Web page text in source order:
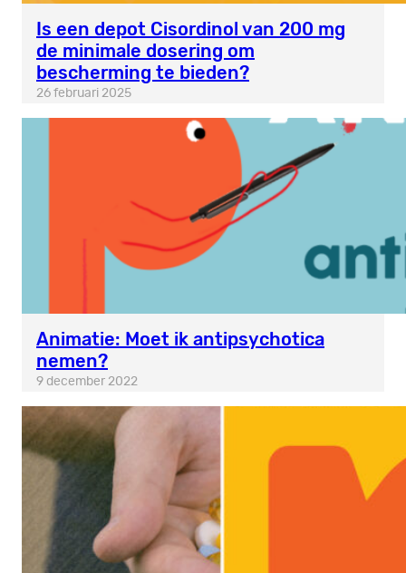
Is een depot Cisordinol van 200 mg
de minimale dosering om
bescherming te bieden?
26 februari 2025
Animatie: Moet ik antipsychotica
nemen?
9 december 2022